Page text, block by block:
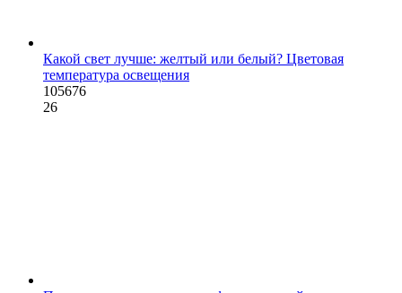
Какой свет лучше: желтый или белый? Цветовая
температура освещения
105676
26